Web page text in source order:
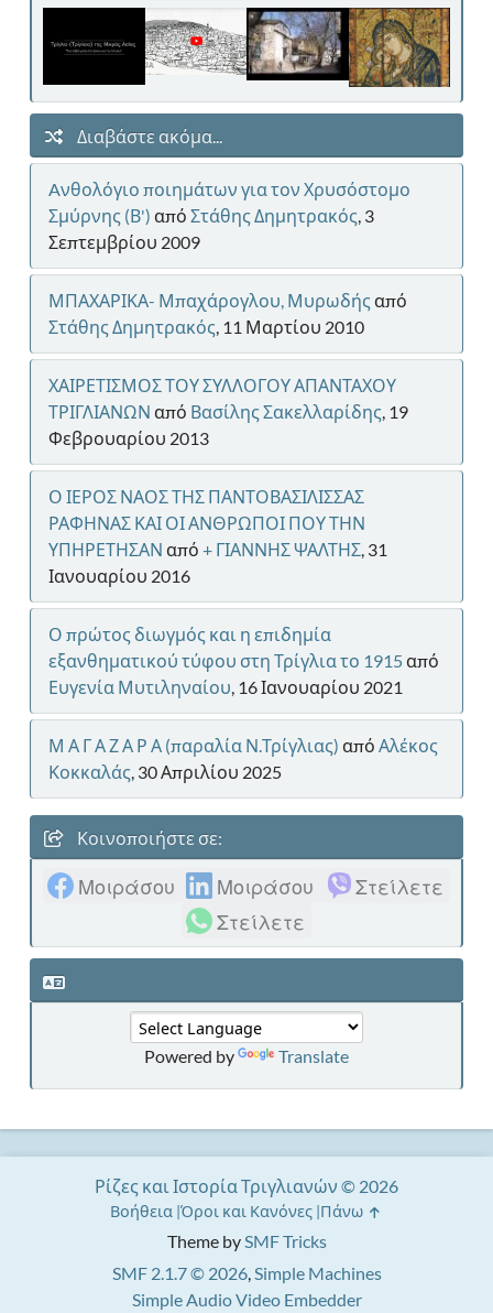
Διαβάστε ακόμα...
Aνθολόγιο ποιημάτων για τον Χρυσόστομο
Σμύρνης (Β') από Στάθης Δημητρακός, 3
Σεπτεμβρίου 2009
ΜΠΑΧΑΡΙΚΑ- Μπαχάρογλου, Μυρωδής από
Στάθης Δημητρακός, 11 Μαρτίου 2010
ΧΑΙΡΕΤΙΣΜΟΣ ΤΟΥ ΣΥΛΛΟΓΟΥ ΑΠΑΝΤΑΧΟΥ
ΤΡΙΓΛΙΑΝΩΝ από Βασίλης Σακελλαρίδης, 19
Φεβρουαρίου 2013
Ο ΙΕΡΟΣ ΝΑΟΣ ΤΗΣ ΠΑΝΤΟΒΑΣΙΛΙΣΣΑΣ
ΡΑΦΗΝΑΣ ΚΑΙ ΟΙ ΑΝΘΡΩΠΟΙ ΠΟΥ ΤΗΝ
ΥΠΗΡΕΤΗΣΑΝ από + ΓΙΑΝΝΗΣ ΨΑΛΤΗΣ, 31
Ιανουαρίου 2016
Ο πρώτος διωγμός και η επιδημία
εξανθηματικού τύφου στη Τρίγλια το 1915 από
Ευγενία Μυτιληναίου, 16 Ιανουαρίου 2021
Μ Α Γ Α Ζ Α Ρ Α (παραλία Ν.Τρίγλιας) από Αλέκος
Κοκκαλάς, 30 Απριλίου 2025
Κοινοποιήστε σε:
Μοιράσου Μοιράσου
Στείλετε
Στείλετε
Powered by Translate
Theme bySMF Tricks
SMF 2.1.7 © 2026,Simple Machines
Simple Audio Video Embedder
Ρίζες και Ιστορία Τριγλιανών © 2026
Βοήθεια Όροι και Κανόνες Πάνω